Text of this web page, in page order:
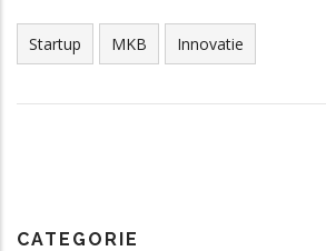
Startup MKB Innovatie
CATEGORIE